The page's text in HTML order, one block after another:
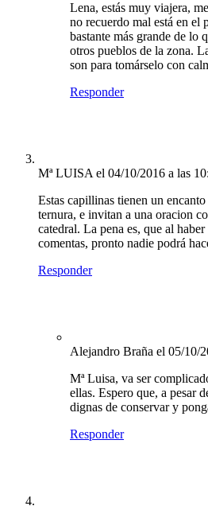
Lena, estás muy viajera,
no recuerdo mal está en el
bastante más grande de lo
otros pueblos de la zona.
son para tomárselo con
Responder
Mª LUISA el 04/10/2016 a las
Estas capillinas tienen un
ternura, e invitan a una oracion
catedral. La pena es, que al
comentas, pronto nadie podrá
Responder
Alejandro Braña el 05/10/
Mª Luisa, va ser
ellas. Espero que, a pesar
dignas de conservar y
Responder